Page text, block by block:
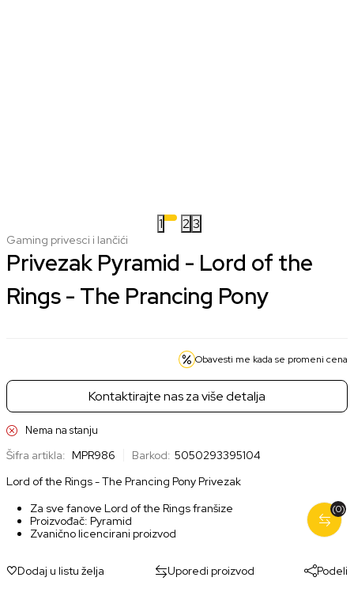
1 2 3
Gaming privesci i lančići
Privezak Pyramid - Lord of the
Rings - The Prancing Pony
Obavesti me kada se promeni cena
Kontaktirajte nas za više detalja
Nema na stanju
Šifra artikla: MPR986 Barkod: 5050293395104
Lord of the Rings - The Prancing Pony Privezak
Za sve fanove Lord of the Rings franšize
Proizvođač: Pyramid
Zvanično licencirani proizvod
Dodaj u listu želja Uporedi proizvod Podeli
(0)